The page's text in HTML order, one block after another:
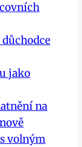
jako
na
volným